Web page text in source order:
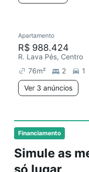
Financiamento
Simule as
Apartamento
R$ 988.424
R. Lava Pés, Centro
76m² 2
1
Ver 3 anúncios